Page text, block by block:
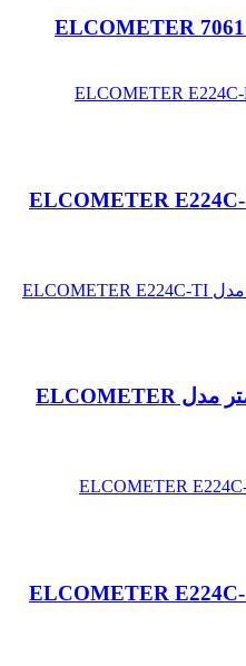
زبری سنج برند الکومتر مدل ELCOMETER E224C-
زبری سنج دیجیتال برند الکومتر مدل ELCOMETER
زبری سنج برند الکومتر مدل ELCOMETER E224C-